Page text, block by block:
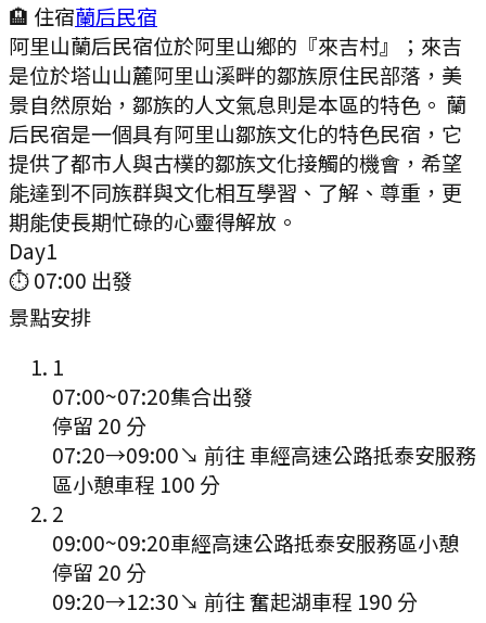
🏨 住宿蘭后民宿
阿里山蘭后民宿位於阿里山鄉的『來吉村』；來吉
是位於塔山山麓阿里山溪畔的鄒族原住民部落，美
景自然原始，鄒族的人文氣息則是本區的特色。 蘭
后民宿是一個具有阿里山鄒族文化的特色民宿，它
提供了都市人與古樸的鄒族文化接觸的機會，希望
能達到不同族群與文化相互學習、了解、尊重，更
期能使長期忙碌的心靈得解放。
Day1
⏱07:00 出發
景點安排
1
07:00~07:20集合出發
停留 20 分
07:20→09:00↘ 前往 車經高速公路抵泰安服務
區小憩車程 100 分
2
09:00~09:20車經高速公路抵泰安服務區小憩
停留 20 分
09:20→12:30↘ 前往奮起湖車程 190 分